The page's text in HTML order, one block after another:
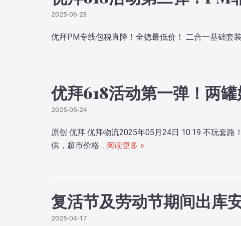
2025-06-23
优拜PM专线包税直降！全德最低价！ 二合一基础套
优拜618活动第一弹！两
2025-05-24
原创 优拜 优拜物流2025年05月24日 10:19 不玩套
供，超市价格… 阅读更多 »
复活节及劳动节期间出库
2025-04-17